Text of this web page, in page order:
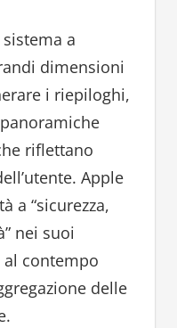
a
dimensioni
i riepiloghi,
riflettano
Apple
a “sicurezza,
nei suoi
contempo
delle